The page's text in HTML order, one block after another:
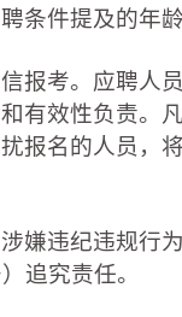
聘条件提及的
信报考。应聘
有效性负责。
报名的人员，
涉嫌违纪违规
追究责任。